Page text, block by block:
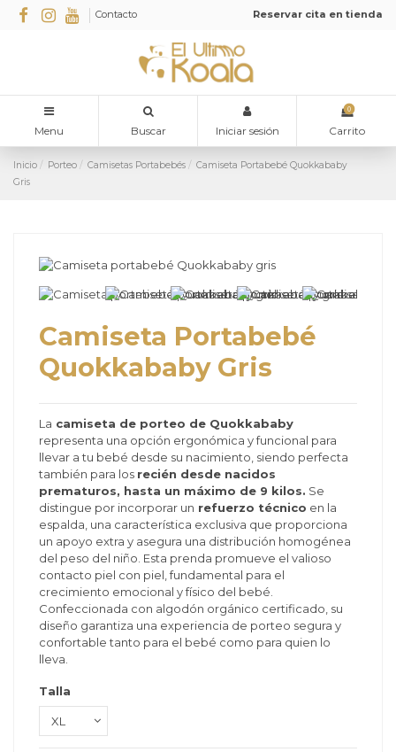
Contacto Reservar cita en tienda
Menu Buscar Iniciar sesión
0
Carrito
Inicio Porteo Camisetas Portabebés
Camiseta Portabebé Quokkababy
Gris
Camiseta Portabebé
Quokkababy Gris
La camiseta de porteo de Quokkababy
representa una opción ergonómica y funcional para
llevar a tu bebé desde su nacimiento, siendo perfecta
también para los recién desde nacidos
prematuros, hasta un máximo de 9 kilos. Se
distingue por incorporar un refuerzo técnico en la
espalda, una característica exclusiva que proporciona
un apoyo extra y asegura una distribución homogénea
del peso del niño. Esta prenda promueve el valioso
contacto piel con piel, fundamental para el
crecimiento emocional y físico del bebé.
Confeccionada con algodón orgánico certificado, su
diseño garantiza una experiencia de porteo segura y
confortable tanto para el bebé como para quien lo
lleva.
Talla